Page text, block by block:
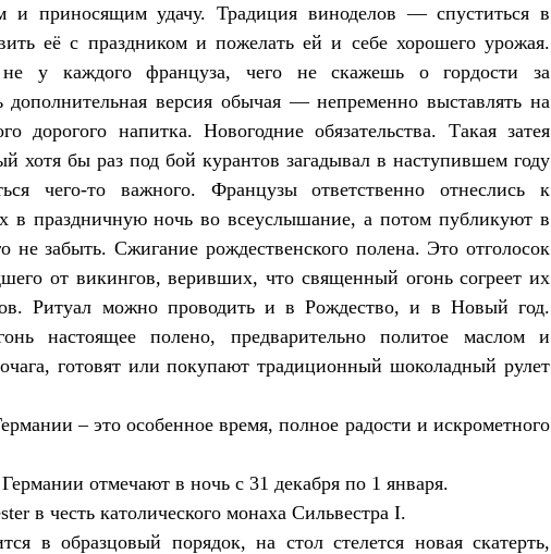
и приносящим удачу. Традиция виноделов — спуститься в
её с праздником и пожелать ей и себе хорошего урожая.
не у каждого француза, чего не скажешь о гордости за
дополнительная версия обычая — непременно выставлять на
дорогого напитка. Новогодние обязательства. Такая затея
хотя бы раз под бой курантов загадывал в наступившем году
чего-то важного. Французы ответственно отнеслись к
в праздничную ночь во всеуслышание, а потом публикуют в
не забыть. Сжигание рождественского полена. Это отголосок
от викингов, веривших, что священный огонь согреет их
Ритуал можно проводить и в Рождество, и в Новый год.
настоящее полено, предварительно политое маслом и
готовят или покупают традиционный шоколадный рулет
– это особенное время, полное радости и искрометного
отмечают в ночь с 31 декабря по 1 января.
в честь католического монаха Сильвестра I.
в образцовый порядок, на стол стелется новая скатерть,